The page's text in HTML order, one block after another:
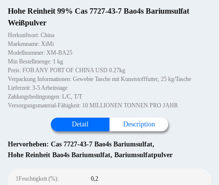
Hohe Reinheit 99% Cas 7727-43-7 Bao4s Bariumsulfat
Weißpulver
Herkunftsort: China
Markenname: XiMi
Modellnummer: XM-BA25
Min Bestellmenge: 1 kg
Preis: FOB ANY PORT OF CHINA USD 0.27kg
Verpackung Informationen: Gewebte Tasche mit Kunststofffutter, 25 kg/Tasche
Lieferzeit: 3-5 Arbeitstage
Zahlungsbedingungen: L/C, T/T
Versorgungsmaterial-Fähigkeit: 10 MILLIONEN TONNEN PRO JAHR
Detail Description
Hervorheben: Cas 7727-43-7 Bao4s Bariumsulfat,
Hohe Reinheit Bao4s Bariumsulfat, Bariumsulfatpulver
1Feuchtigkeit (%): 0,2